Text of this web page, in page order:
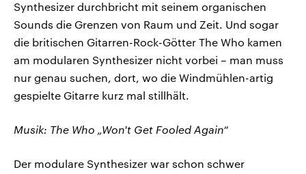
Synthesizer durchbricht mit seinem organischen
Sounds die Grenzen von Raum und Zeit. Und sogar
die britischen Gitarren-Rock-Götter The Who kamen
am modularen Synthesizer nicht vorbei – man muss
nur genau suchen, dort, wo die Windmühlen-artig
gespielte Gitarre kurz mal stillhält.
Musik: The Who „Won't Get Fooled Again“
Der modulare Synthesizer war schon schwer